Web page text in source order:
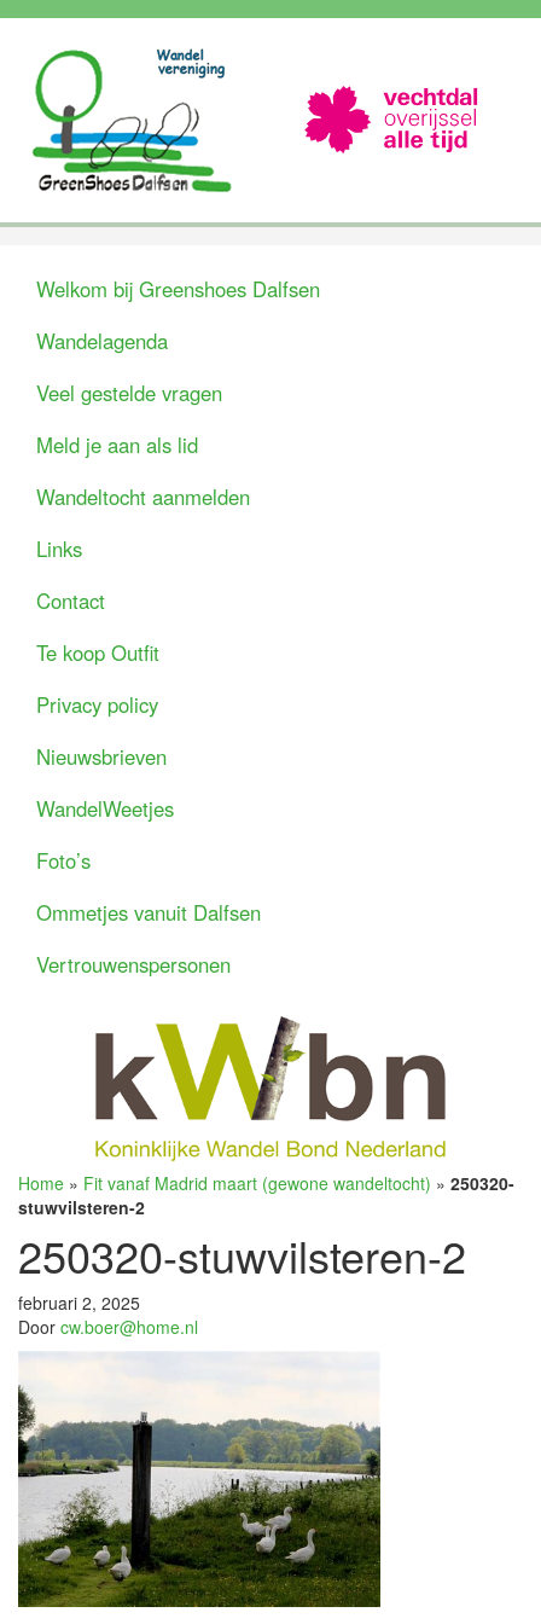
Welkom bij Greenshoes Dalfsen
Wandelagenda
Veel gestelde vragen
Meld je aan als lid
Wandeltocht aanmelden
Links
Contact
Te koop Outfit
Privacy policy
Nieuwsbrieven
WandelWeetjes
Foto’s
Ommetjes vanuit Dalfsen
Vertrouwenspersonen
Home » Fit vanaf Madrid maart (gewone wandeltocht) » 250320-
stuwvilsteren-2
250320-stuwvilsteren-2
februari 2, 2025
Door cw.boer@home.nl